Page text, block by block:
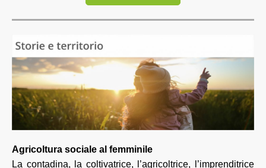
Agricoltura sociale al femminile
La contadina, la coltivatrice, l’agricoltrice, l’imprenditrice